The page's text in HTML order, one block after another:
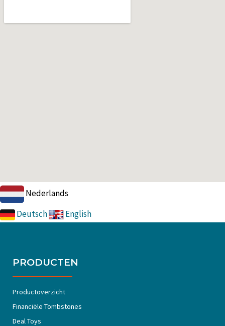
Nederlands
Deutsch
English
PRODUCTEN
Productoverzicht
Financiële Tombstones
Deal Toys